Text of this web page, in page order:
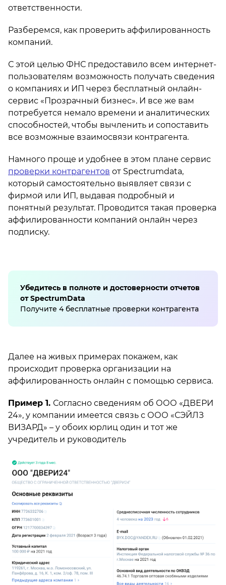
ответственности.
Разберемся, как проверить аффилированность
компаний.
С этой целью ФНС предоставило всем интернет-
пользователям возможность получать сведения
о компаниях и ИП через бесплатный онлайн-
сервис «Прозрачный бизнес». И все же вам
потребуется немало времени и аналитических
способностей, чтобы вычленить и сопоставить
все возможные взаимосвязи контрагента.
Намного проще и удобнее в этом плане сервис
проверки контрагентов от Spectrumdata,
который самостоятельно выявляет связи с
фирмой или ИП, выдавая подробный и
понятный результат. Проводится такая проверка
аффилированности компаний онлайн через
подписку.
Убедитесь в полноте и достоверности отчетов
от SpectrumData
Получите 4 бесплатные проверки контрагента
Далее на живых примерах покажем, как
происходит проверка организации на
аффилированность онлайн с помощью сервиса.
Пример 1. Согласно сведениям об ООО «ДВЕРИ
24», у компании имеется связь с ООО «СЭЙЛЗ
ВИЗАРД» – у обоих юрлиц один и тот же
учредитель и руководитель